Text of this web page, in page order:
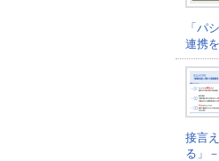
「パ
連携
接言
る」